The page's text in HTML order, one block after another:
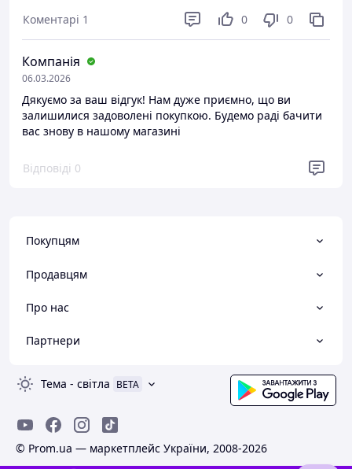
Коментарі 1 0 0
Компанія
06.03.2026
Дякуємо за ваш відгук! Нам дуже приємно, що ви
залишилися задоволені покупкою. Будемо раді бачити
вас знову в нашому магазині
Відповіді 0
Покупцям
Продавцям
Про нас
Партнери
Тема - світла BETA
© Prom.ua — маркетплейс України, 2008-2026